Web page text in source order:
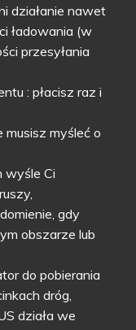
działanie nawet
ładowania (w
przesyłania
: płacisz raz i
musisz myśleć o
wyśle Ci
gdy
obszarze lub
do pobierania
dróg,
działa we